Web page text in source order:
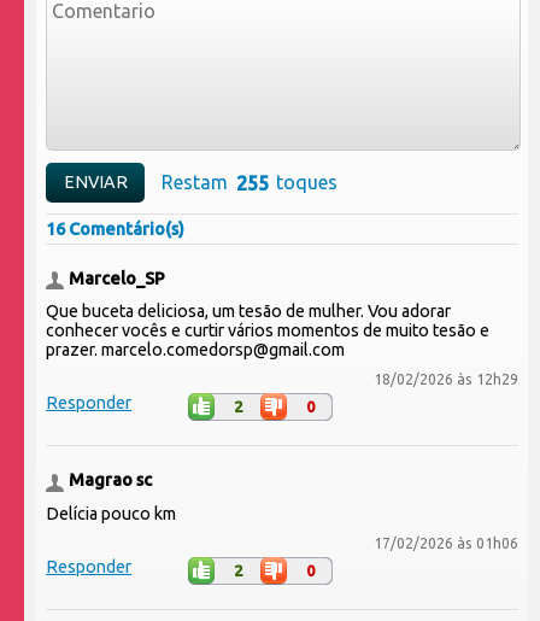
Restam toques
16 Comentário(s)
Marcelo_SP
Que buceta deliciosa, um tesão de mulher. Vou adorar
conhecer vocês e curtir vários momentos de muito tesão e
prazer. marcelo.comedorsp@gmail.com
18/02/2026 às 12h29
Responder 2 0
Magrao sc
Delícia pouco km
17/02/2026 às 01h06
Responder 2 0